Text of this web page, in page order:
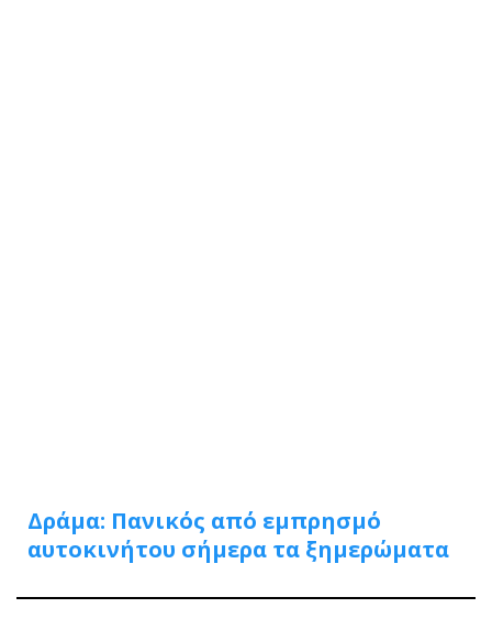
Δράμα: Πανικός από εμπρησμό
αυτοκινήτου σήμερα τα ξημερώματα